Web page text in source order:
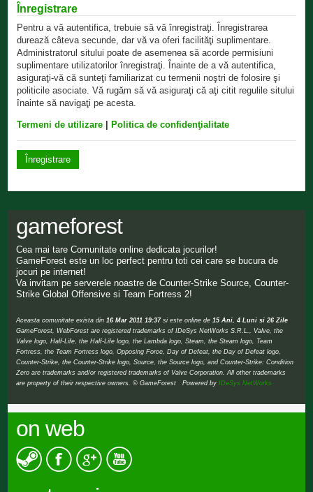
Înregistrare
Pentru a vă autentifica, trebuie să vă înregistraţi. Înregistrarea
durează câteva secunde, dar vă va oferi facilităţi suplimentare.
Administratorul sitului poate de asemenea să acorde permisiuni
suplimentare utilizatorilor înregistraţi. Înainte de a vă autentifica,
asiguraţi-vă că sunteţi familiarizat cu termenii noştri de folosire şi
politicile asociate. Vă rugăm să vă asiguraţi că aţi citit regulile sitului
înainte să navigaţi pe acesta.
Termeni de utilizare Politica de confidenţialitate
Înregistrare
gameforest
Cea mai tare Comunitate online dedicata jocurilor!
GameForest este un loc perfect pentru toti cei care se bucura de
jocuri pe internet!
Va invitam pe serverele noastre de Counter-Strike Source, Counter-
Strike Global Offensive si Team Fortress 2!
Aceasta comunitate exista din 16 Mar 2011 19:37si este online de 15 Ani, 4 Luni si 26 Zile
GameForest, WebForest are registered trademarks of IDeSys NetWorks S.R.L., Valve, the
Valve logo, Half-Life, the Half-Life logo, the Lambda logo, Steam, the Steam logo, Team
Fortress, the Team Fortress logo, Opposing Force, Day of Defeat, the Day of Defeat logo,
Counter-Strike, the Counter-Strike logo, Source, the Source logo, and Counter-Strike: Condition
Zero are trademarks and/or registered trademarks of Valve Corporation. All other trademarks
are property of their respective owners. © GameForest Powered byIDeSys NetWorks
on web